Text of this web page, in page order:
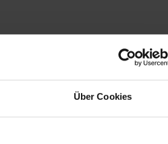
Über Cookies